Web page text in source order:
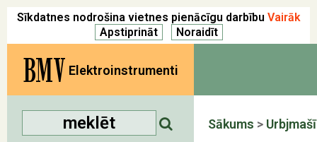
Sīkdatnes nodrošina vietnes pienācīgu darbību Vairāk
BMV Elektroinstrumenti
Sākums >